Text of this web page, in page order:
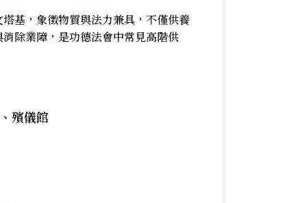
基，象徵物質與法力兼具，不僅供養
除業障，是功德法會中常見高階供
殯儀館